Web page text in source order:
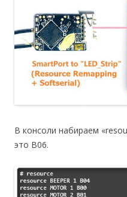
В консоли набираем
это B06.